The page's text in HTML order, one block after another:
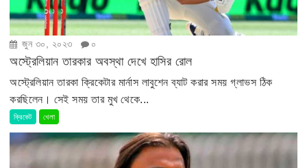
জুন ৩০, ২০২৩ ০
অস্ট্রেলিয়ান তারকার অবস্থা দেখে হাসির রোল
অস্ট্রেলিয়ান তারকা ক্রিকেটার মার্নাস লাবুশেন ব্যাট করার সময় গ্লাভস ঠিক
করছিলেন। সেই সময় তার মুখ থেকে...
ক্রিকেট খেলা